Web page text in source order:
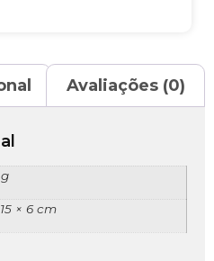
Avaliações (0)
× 6 cm